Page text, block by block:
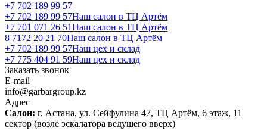
+7 702 189 99 57
+7 702 189 99 57Наш салон в ТЦ Артём
+7 701 071 26 51Наш салон в ТЦ Артём
8 7172 20 21 70Наш салон в ТЦ Артём
+7 702 189 99 57Наш цех и склад
+7 775 404 91 59Наш цех и склад
Заказать звонок
E-mail
info@garbargroup.kz
Адрес
Салон: г. Астана, ул. Сейфулина 47, ТЦ Артём, 6 этаж, 11
сектор (возле эскалатора ведущего вверх)